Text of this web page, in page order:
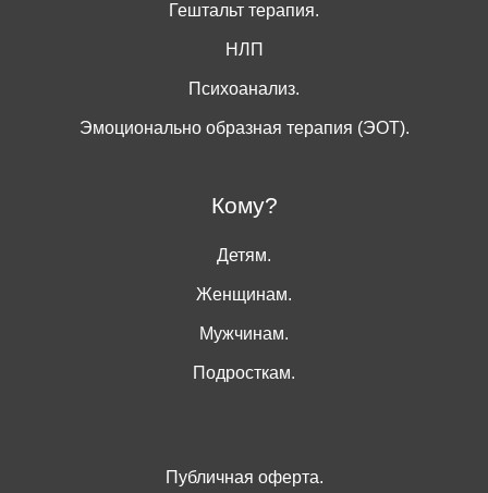
Гештальт терапия.
НЛП
Психоанализ.
Эмоционально образная терапия (ЭОТ).
Кому?
Детям.
Женщинам.
Мужчинам.
Подросткам.
Публичная оферта.